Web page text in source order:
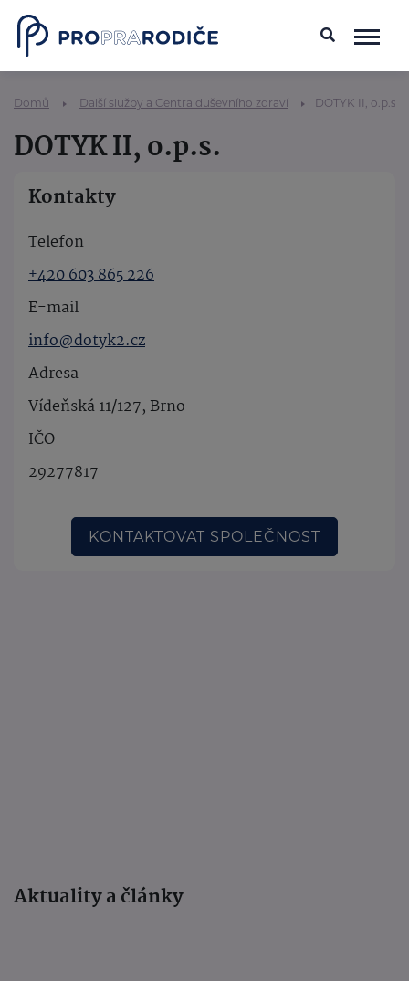
Domů Další služby a Centra duševního zdraví DOTYK II, o.p.s.
DOTYK II, o.p.s.
Kontakty
Telefon
+420 603 865 226
E-mail
info@dotyk2.cz
Adresa
Vídeňská 11/127, Brno
IČO
29277817
KONTAKTOVAT SPOLEČNOST
Aktuality a články